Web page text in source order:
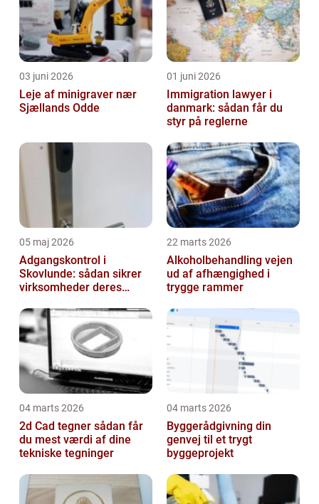
03 juni 2026
Leje af minigraver nær
Sjællands Odde
01 juni 2026
Immigration lawyer i
danmark: sådan får du
styr på reglerne
05 maj 2026
Adgangskontrol i
Skovlunde: sådan sikrer
virksomheder deres
22 marts 2026
Alkoholbehandling vejen
ud af afhængighed i
trygge rammer
04 marts 2026
2d Cad tegner sådan får
du mest værdi af dine
tekniske tegninger
04 marts 2026
Byggerådgivning din
genvej til et trygt
byggeprojekt